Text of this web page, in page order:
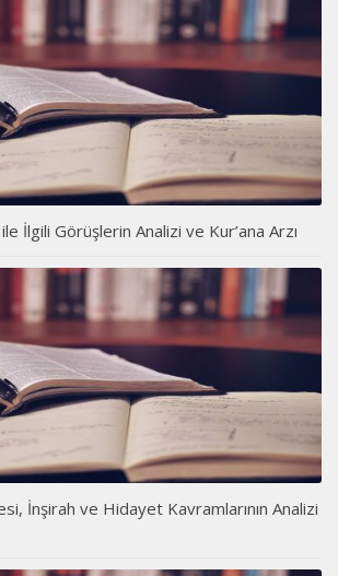
İlgili Görüşlerin Analizi ve Kur’ana Arzı
İnşirah ve Hidayet Kavramlarının Analizi